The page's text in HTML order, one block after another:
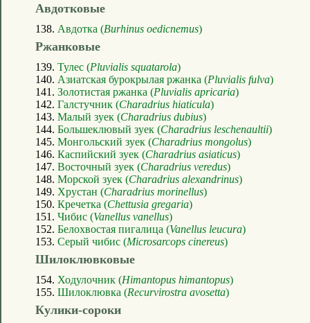
Авдотковые
138. Авдотка (Burhinus oedicnemus)
Ржанковые
139. Тулес (Pluvialis squatarola)
140. Азиатская бурокрылая ржанка (Pluvialis fulva)
141. Золотистая ржанка (Pluvialis apricaria)
142. Галстучник (Charadrius hiaticula)
143. Малый зуек (Charadrius dubius)
144. Большеклювый зуек (Charadrius leschenaultii)
145. Монгольский зуек (Charadrius mongolus)
146. Каспийский зуек (Charadrius asiaticus)
147. Восточный зуек (Charadrius veredus)
148. Морской зуек (Charadrius alexandrinus)
149. Хрустан (Charadrius morinellus)
150. Кречетка (Chettusia gregaria)
151. Чибис (Vanellus vanellus)
152. Белохвостая пигалица (Vanellus leucura)
153. Серый чибис (Microsarcops cinereus)
Шилоклювковые
154. Ходулочник (Himantopus himantopus)
155. Шилоклювка (Recurvirostra avosetta)
Кулики-сороки